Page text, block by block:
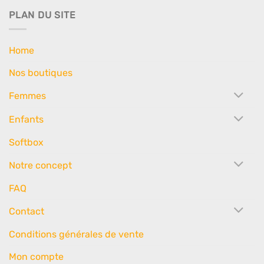
PLAN DU SITE
Home
Nos boutiques
Femmes
Enfants
Softbox
Notre concept
FAQ
Contact
Conditions générales de vente
Mon compte